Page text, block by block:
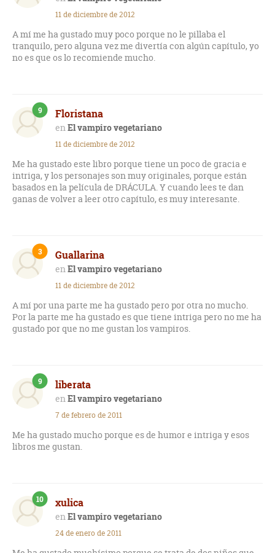
11 de diciembre de 2012
A mí me ha gustado muy poco porque no le pillaba el
tranquilo, pero alguna vez me divertía con algún capítulo, yo
no es que os lo recomiende mucho.
Floristana
El vampiro vegetariano
9
11 de diciembre de 2012
Me ha gustado este libro porque tiene un poco de gracia e
intriga, y los personajes son muy originales, porque están
basados en la película de DRÁCULA. Y cuando lees te dan
ganas de volver a leer otro capítulo, es muy interesante.
Guallarina
El vampiro vegetariano
3
11 de diciembre de 2012
A mí por una parte me ha gustado pero por otra no mucho.
Por la parte me ha gustado es que tiene intriga pero no me ha
gustado por que no me gustan los vampiros.
liberata
El vampiro vegetariano
9
7 de febrero de 2011
Me ha gustado mucho porque es de humor e intriga y esos
libros me gustan.
xulica
El vampiro vegetariano
10
24 de enero de 2011